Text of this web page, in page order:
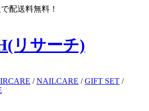
配送料無料！
/NAILCARE /GIFT SET /